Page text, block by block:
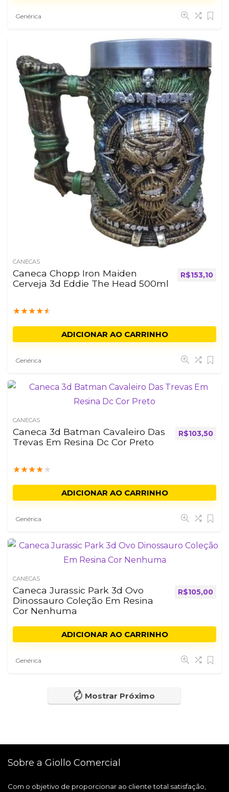
Genérica
CANECAS
Caneca Chopp Iron Maiden
Cerveja 3d Eddie The Head 500ml
★★★★★
R$153,10
ADICIONAR AO CARRINHO
Genérica
CANECAS
Caneca 3d Batman Cavaleiro Das
Trevas Em Resina Dc Cor Preto
★★★★ ★
R$103,50
ADICIONAR AO CARRINHO
Genérica
CANECAS
Caneca Jurassic Park 3d Ovo
Dinossauro Coleção Em Resina
Cor Nenhuma
R$105,00
ADICIONAR AO CARRINHO
Genérica
Mostrar Próximo
Sobre a Giollo Comercial
Com o objetivo de proporcionar ao cliente total satisfação,